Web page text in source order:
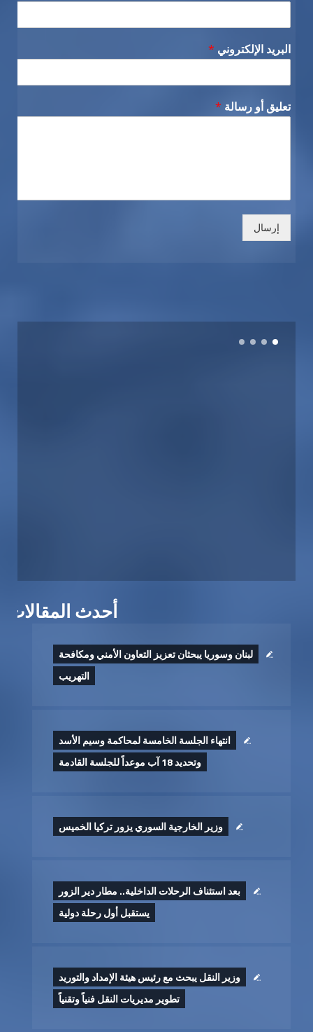
البريد الإلكتروني *
تعليق أو رسالة *
إرسال
أحدث المقالات
لبنان وسوريا يبحثان تعزيز التعاون الأمني ومكافحة
التهريب
انتهاء الجلسة الخامسة لمحاكمة وسيم الأسد
وتحديد 18 آب موعداً للجلسة القادمة
وزير الخارجية السوري يزور تركيا الخميس
بعد استئناف الرحلات الداخلية.. مطار دير الزور
يستقبل أول رحلة دولية
وزير النقل يبحث مع رئيس هيئة الإمداد والتوريد
تطوير ‏مديريات النقل فنياً وتقنياً